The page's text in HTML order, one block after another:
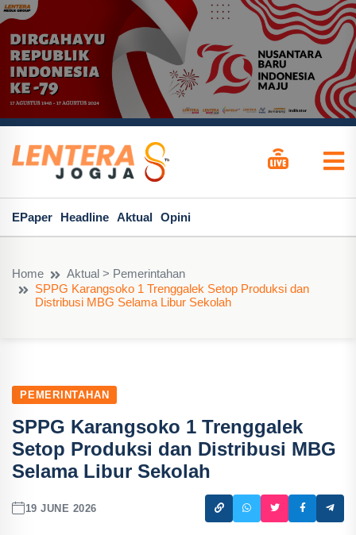
EPaper Headline Aktual Opini
Home
Aktual > Pemerintahan
SPPG Karangsoko 1 Trenggalek Setop Produksi dan
Distribusi MBG Selama Libur Sekolah
PEMERINTAHAN
SPPG Karangsoko 1 Trenggalek
Setop Produksi dan Distribusi MBG
Selama Libur Sekolah
19 JUNE 2026